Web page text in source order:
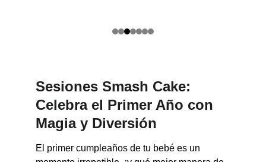
Sesiones Smash Cake:
Celebra el Primer Año con
Magia y Diversión
El primer cumpleaños de tu bebé es un